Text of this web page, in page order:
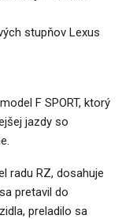
stupňov Lexus
F SPORT, ktorý
jazdy so
radu RZ, dosahuje
pretavil do
preladilo sa